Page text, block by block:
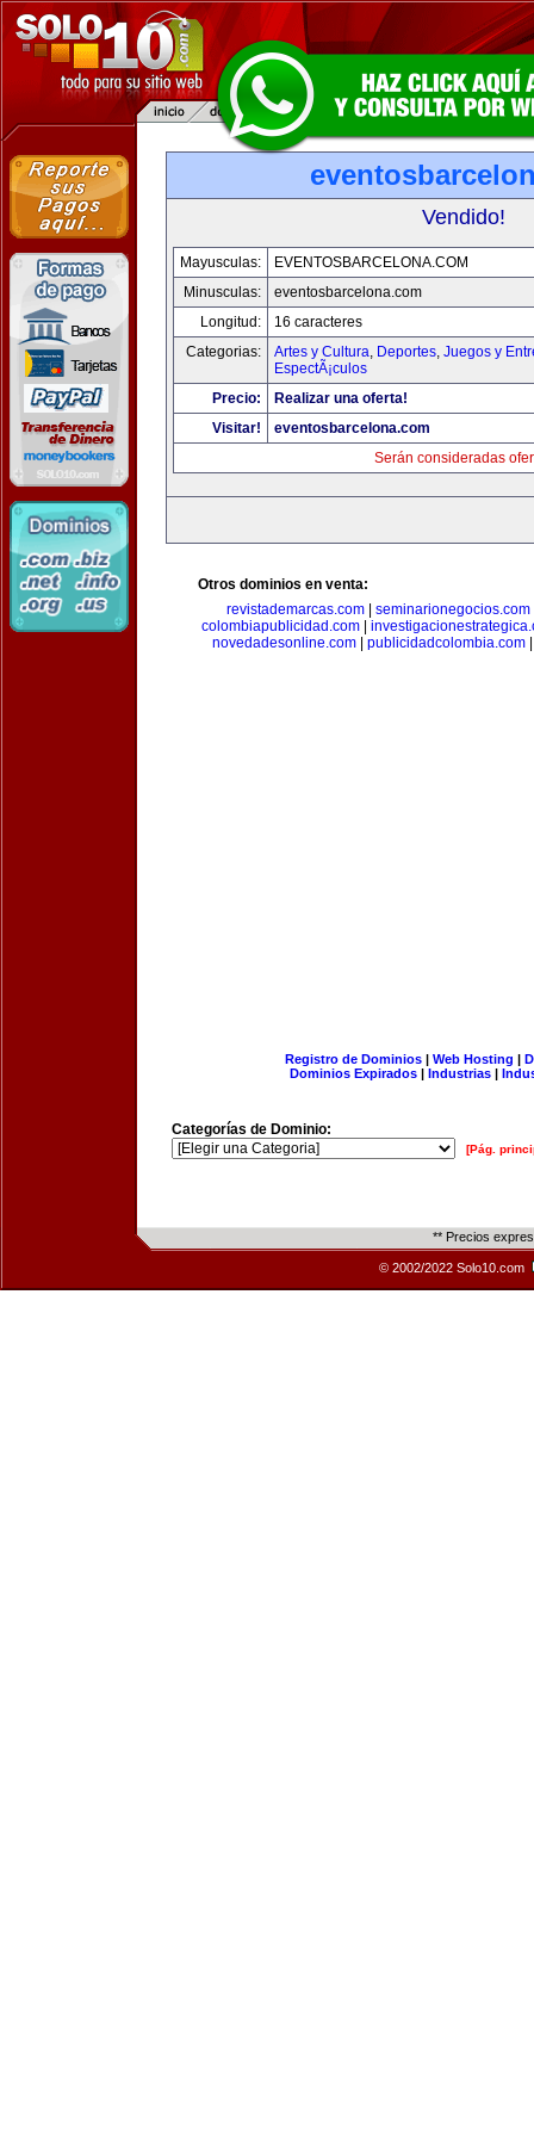
Vendido!
Mayusculas:
EVENTOSBARCELONA.COM
Minusculas:
eventosbarcelona.com
Longitud:
16 caracteres
Categorias:
Artes y Cultura, Deportes, Juegos y
EspectÃ¡culos
Precio:
Realizar una oferta!
Visitar!
eventosbarcelona.com
Serán consideradas
Otros dominios en venta:
revistademarcas.com
seminarionegocios.com
colombiapublicidad.com
novedadesonline.com
publicidadcolombia.com
Registro de Dominios| Web Hosting |
Dominios Expirados | Industrias |
Categorías de Dominio:
[Pág.
** Precios
© 2002/2022 Solo10.com